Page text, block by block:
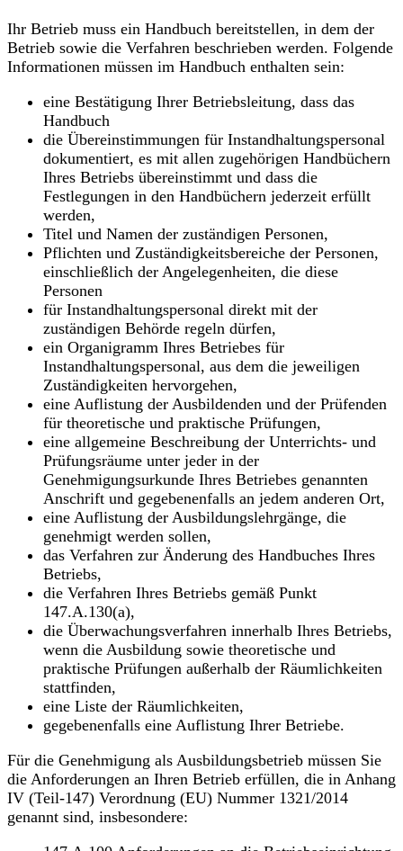
Ihr Betrieb muss ein Handbuch bereitstellen, in dem der
Betrieb sowie die Verfahren beschrieben werden. Folgende
Informationen müssen im Handbuch enthalten sein:
eine Bestätigung Ihrer Betriebsleitung, dass das
Handbuch
die Übereinstimmungen für Instandhaltungspersonal
dokumentiert, es mit allen zugehörigen Handbüchern
Ihres Betriebs übereinstimmt und dass die
Festlegungen in den Handbüchern jederzeit erfüllt
werden,
Titel und Namen der zuständigen Personen,
Pflichten und Zuständigkeitsbereiche der Personen,
einschließlich der Angelegenheiten, die diese
Personen
für Instandhaltungspersonal direkt mit der
zuständigen Behörde regeln dürfen,
ein Organigramm Ihres Betriebes für
Instandhaltungspersonal, aus dem die jeweiligen
Zuständigkeiten hervorgehen,
eine Auflistung der Ausbildenden und der Prüfenden
für theoretische und praktische Prüfungen,
eine allgemeine Beschreibung der Unterrichts- und
Prüfungsräume unter jeder in der
Genehmigungsurkunde Ihres Betriebes genannten
Anschrift und gegebenenfalls an jedem anderen Ort,
eine Auflistung der Ausbildungslehrgänge, die
genehmigt werden sollen,
das Verfahren zur Änderung des Handbuches Ihres
Betriebs,
die Verfahren Ihres Betriebs gemäß Punkt
147.A.130(a),
die Überwachungsverfahren innerhalb Ihres Betriebs,
wenn die Ausbildung sowie theoretische und
praktische Prüfungen außerhalb der Räumlichkeiten
stattfinden,
eine Liste der Räumlichkeiten,
gegebenenfalls eine Auflistung Ihrer Betriebe.
Für die Genehmigung als Ausbildungsbetrieb müssen Sie
die Anforderungen an Ihren Betrieb erfüllen, die in Anhang
IV (Teil-147) Verordnung (EU) Nummer 1321/2014
genannt sind, insbesondere: